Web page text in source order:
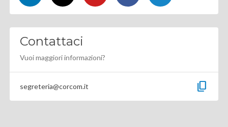
Contattaci
Vuoi maggiori informazioni?
segreteria@corcom.it content_copy